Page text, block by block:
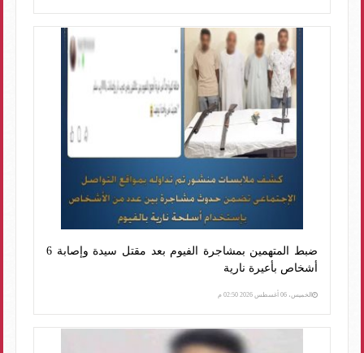
ضبط المتهمين بمشاجرة الفيوم بعد مقتل سيدة وإصابة 6
أشخاص بأعيرة نارية
الخميس، 06 أغسطس 2026 02:50 م